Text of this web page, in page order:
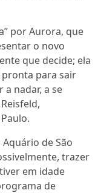
por Aurora, que
o novo
que decide; ela
pronta para sair
nadar, a se
de São
trazer
em idade
de